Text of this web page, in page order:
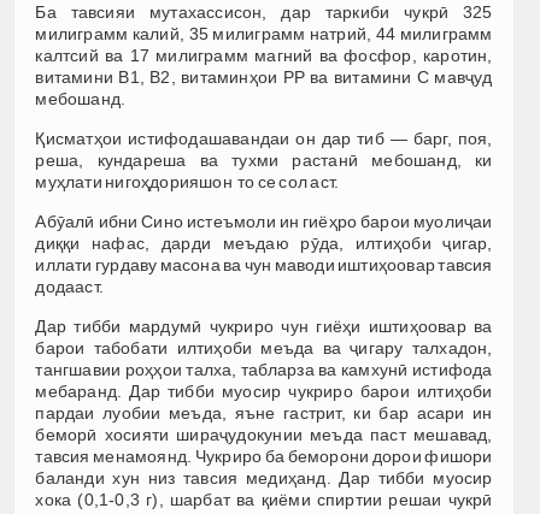
Ба тавсияи мутахассисон, дар таркиби чукрӣ 325
милиграмм калий, 35 милиграмм натрий, 44 милиграмм
калтсий ва 17 милиграмм магний ва фосфор, каротин,
витамини B1, B2, витаминҳои PP ва витамини С мавҷуд
мебошанд.
Қисматҳои истифодашавандаи он дар тиб — барг, поя,
реша, кундареша ва тухми растанӣ мебошанд, ки
муҳлати нигоҳдорияшон то се сол аст.
Абӯалӣ ибни Сино истеъмоли ин гиёҳро барои муолиҷаи
диққи нафас, дарди меъдаю рӯда, илтиҳоби ҷигар,
иллати гурдаву масона ва чун маводи иштиҳоовар тавсия
додааст.
Дар тибби мардумӣ чукриро чун гиёҳи иштиҳоовар ва
барои табобати илтиҳоби меъда ва ҷигару талхадон,
тангшавии роҳҳои талха, табларза ва камхунӣ истифода
мебаранд. Дар тибби муосир чукриро барои илтиҳоби
пардаи луобии меъда, яъне гастрит, ки бар асари ин
беморӣ хосияти шираҷудокунии меъда паст мешавад,
тавсия менамоянд. Чукриро ба беморони дорои фишори
баланди хун низ тавсия медиҳанд. Дар тибби муосир
хока (0,1-0,3 г), шарбат ва қиёми спиртии решаи чукрӣ